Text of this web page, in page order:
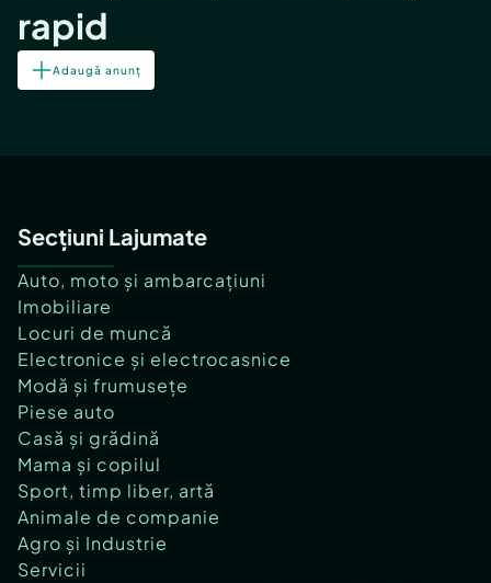
rapid
Adaugă anunț
Secțiuni Lajumate
Auto, moto și ambarcațiuni
Imobiliare
Locuri de muncă
Electronice și electrocasnice
Modă și frumusețe
Piese auto
Casă și grădină
Mama și copilul
Sport, timp liber, artă
Animale de companie
Agro și Industrie
Servicii